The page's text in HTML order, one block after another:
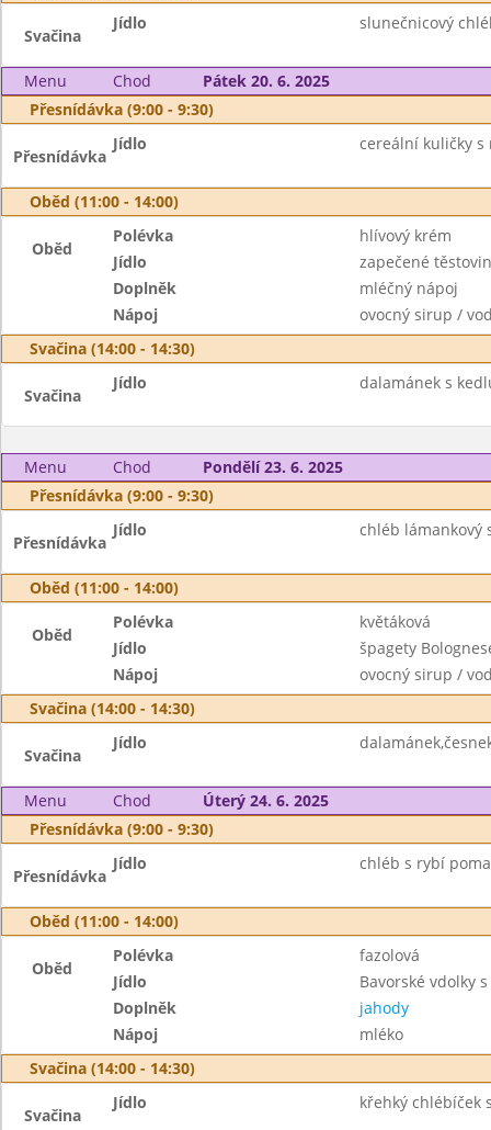
Svačina
Jídlo slunečnicový
Menu Chod
Pátek 20. 6. 2025
Přesnídávka (9:00 - 9:30)
Přesnídávka
Jídlo cereální kuličky s
Oběd (11:00 - 14:00)
Oběd
Polévka
hlívový krém
Jídlo
zapečené
Doplněk
mléčný nápoj
Nápoj
ovocný sirup /
Svačina (14:00 - 14:30)
Svačina
Jídlo dalamánek s
Menu Chod
Pondělí 23. 6. 2025
Přesnídávka (9:00 - 9:30)
Přesnídávka
Jídlo chléb lámankový
Oběd (11:00 - 14:00)
Oběd
Polévka
květáková
Jídlo
špagety
Nápoj
ovocný sirup /
Svačina (14:00 - 14:30)
Svačina
Jídlo
Menu Chod
Úterý 24. 6. 2025
Přesnídávka (9:00 - 9:30)
Přesnídávka
Jídlo chléb s rybí
Oběd (11:00 - 14:00)
Oběd
Polévka
fazolová
Jídlo
Bavorské vdolky
Doplněk
jahody
Nápoj
mléko
Svačina (14:00 - 14:30)
Svačina
Jídlo křehký chlébíček